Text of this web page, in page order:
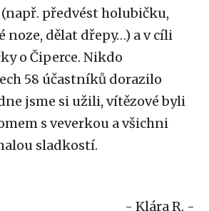
předvést holubičku,
noze, dělat dřepy…) a v cíli
o Čiperce. Nikdo
58 účastníků dorazilo
jsme si užili, vítězové byli
s veverkou a všichni
sladkostí.
- Klára R. -